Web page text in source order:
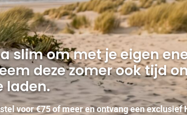
slim om met je eigen
deze zomer ook tijd
laden
voor €75 of meer en ontvang een exclusief